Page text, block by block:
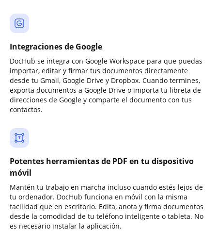
Integraciones de Google
DocHub se integra con Google Workspace para que puedas
importar, editar y firmar tus documentos directamente
desde tu Gmail, Google Drive y Dropbox. Cuando termines,
exporta documentos a Google Drive o importa tu libreta de
direcciones de Google y comparte el documento con tus
contactos.
Potentes herramientas de PDF en tu dispositivo
móvil
Mantén tu trabajo en marcha incluso cuando estés lejos de
tu ordenador. DocHub funciona en móvil con la misma
facilidad que en escritorio. Edita, anota y firma documentos
desde la comodidad de tu teléfono inteligente o tableta. No
es necesario instalar la aplicación.